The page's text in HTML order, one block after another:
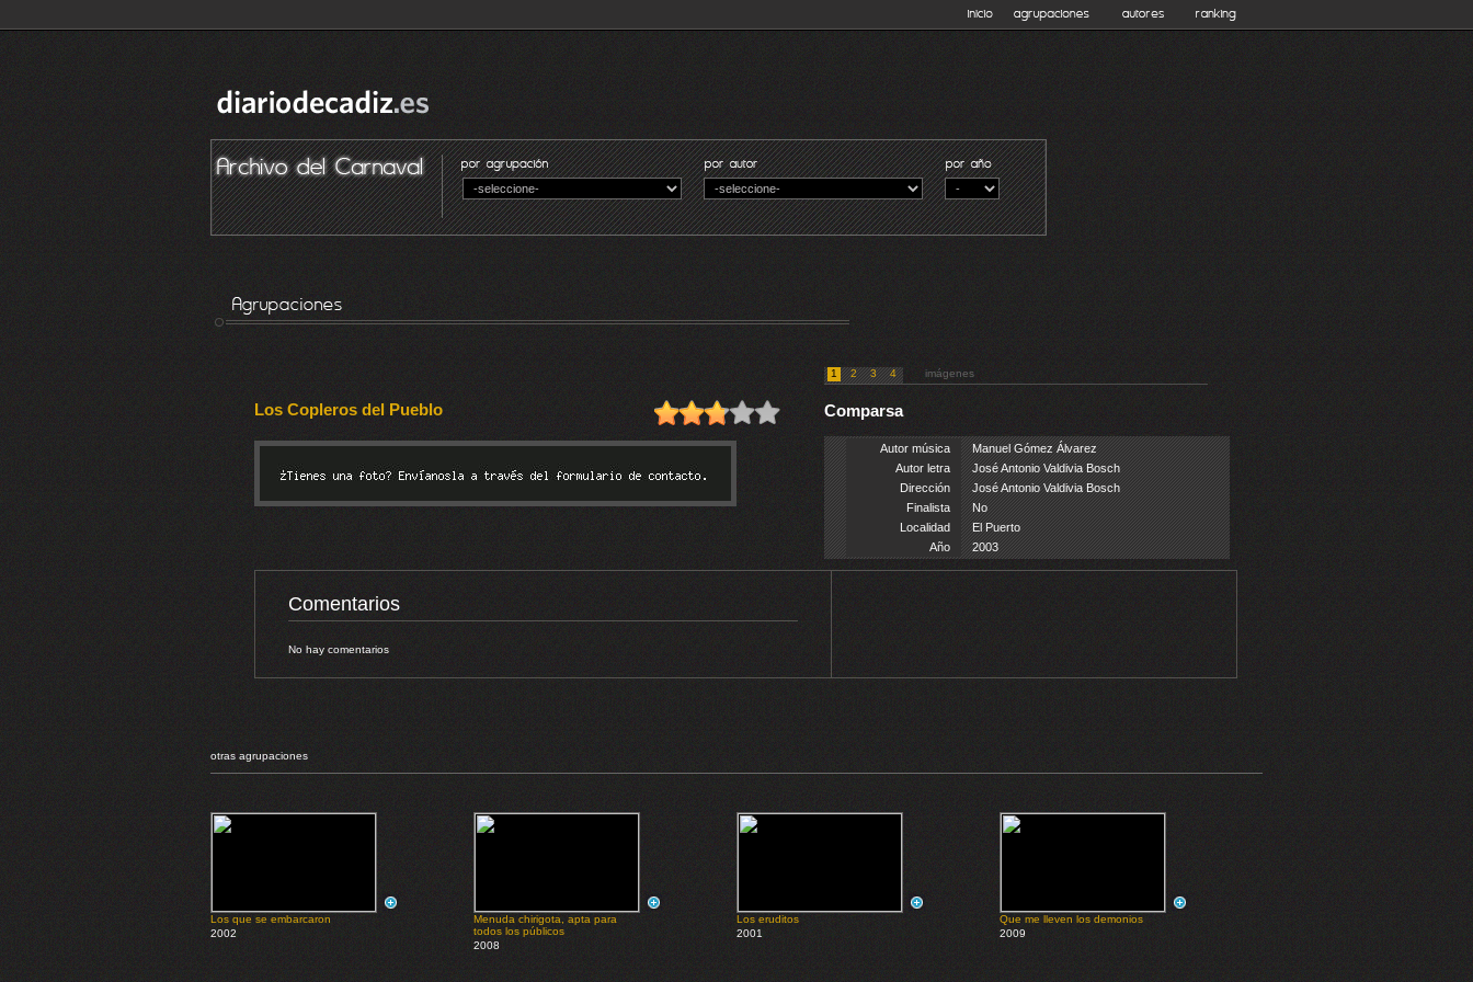
Los Copleros del Pueblo
1 2 3 4 imágenes
Comparsa
Autor música
Manuel Gómez Álvarez
Autor letra
José Antonio Valdivia Bosch
Dirección
José Antonio Valdivia Bosch
Finalista
No
Localidad
El Puerto
Año
2003
Comentarios
No hay comentarios
otras agrupaciones
Los que se embarcaron
2002
Menuda chirigota, apta para
todos los públicos
2008
Los eruditos
2001
Que me lleven los demonios
2009